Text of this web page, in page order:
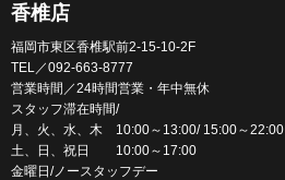
香椎店
福岡市東区香椎駅前2-15-10-2F
TEL／092-663-8777
営業時間／24時間営業・年中無休
スタッフ滞在時間/
月、火、水、木 10:00～13:00/ 15:00～22:00
土、日、祝日 10:00～17:00
金曜日/ノースタッフデー